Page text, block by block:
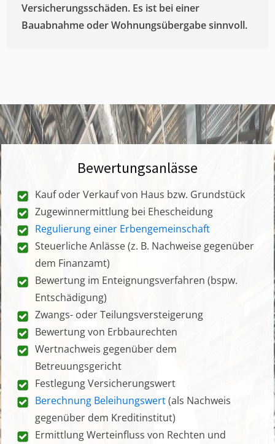
Versicherungsschäden. Es ist bei einer
Bauabnahme oder Wohnungsübergabe sinnvoll.
Bewertungsanlässe
Kauf oder Verkauf von Haus bzw. Grundstück
Zugewinnermittlung bei Ehescheidung
Regulierung einer Erbengemeinschaft
Steuerliche Anlässe (z. B. Nachweise gegenüber
dem Finanzamt)
Bewertung im Enteignungsverfahren (bspw.
Entschädigung)
Zwangs- oder Teilungsversteigerung
Bewertung von Erbbaurechten
Wertnachweis gegenüber dem
Betreuungsgericht
Festlegung Versicherungswert
Berechnung Beleihungswert(als Nachweis
gegenüber dem Kreditinstitut)
Ermittlung Werteinfluss von Rechten und